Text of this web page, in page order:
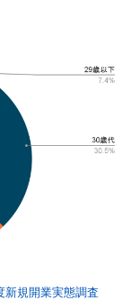
新規開業実態調査